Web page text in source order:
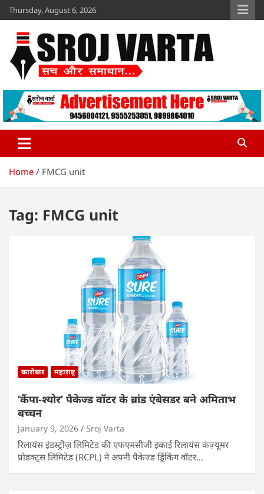
Skip
to
content
Thursday, August 6, 2026
Sroj Varta
www.srojvarta.in
Home FMCG unit
Tag: FMCG unit
कारोबार महाराष्ट्र
‘कैंपा-श्योर’ पैकेज्ड वॉटर के ब्रांड एंबेसडर बने अमिताभ
बच्चन
January 9, 2026 Sroj Varta
रिलायंस इंडस्ट्रीज़ लिमिटेड की एफएमसीजी इकाई रिलायंस कंज़्यूमर
प्रोडक्ट्स लिमिटेड (RCPL) ने अपनी पैकेज्ड ड्रिंकिंग वॉटर…